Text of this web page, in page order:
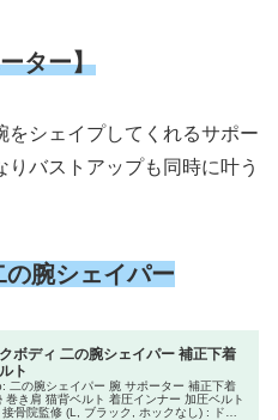
ター】
をシェイプしてくれるサポー
バストアップも同時に叶う
腕シェイパー
ボディ 二の腕シェイパー 補正下着
ト
二の腕シェイパー 腕 サポーター 補正下着
巻き肩 猫背ベルト 着圧インナー 加圧ベルト
骨院監修 (L, ブラック, ホックなし) : ドラ